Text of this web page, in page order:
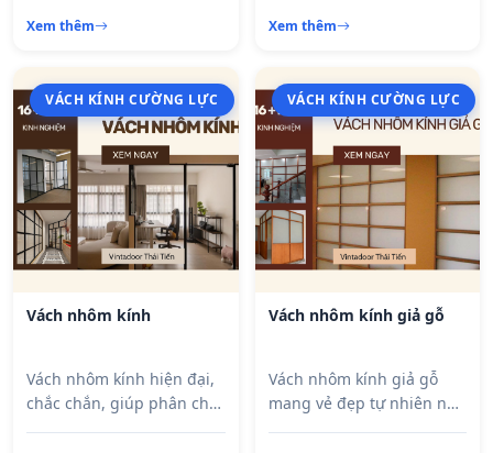
dụng ánh sáng tự nhiên.
với căn hộ, nhà phố và
studio.
Xem thêm
nhẹ và mang lại tính thẩm
Xem thêm
VÁCH KÍNH CƯỜNG LỰC
Vách nhôm kính
Vách nhôm kính hiện đại,
chắc chắn, giúp phân chia
VÁCH KÍNH CƯỜNG LỰC
Vách nhôm kính giả gỗ
Vách nhôm kính giả gỗ
mang vẻ đẹp tự nhiên như